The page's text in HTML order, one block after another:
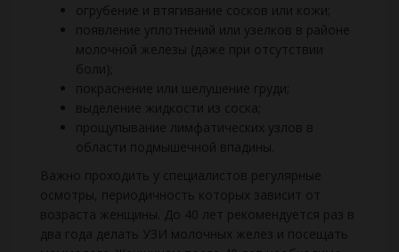
огрубение и втягивание сосков или кожи;
появление уплотнений или узелков в районе
молочной железы (даже при отсутствии
боли);
покраснение или шелушение груди;
выделение жидкости из соска;
прощупывание лимфатических узлов в
области подмышечной впадины.
Важно проходить у специалистов регулярные
осмотры, периодичность которых зависит от
возраста женщины. До 40 лет рекомендуется раз в
два года делать УЗИ молочных желез и посещать